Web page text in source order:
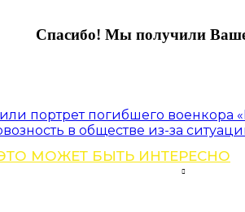
Спасибо! Мы получили
портрет погибшего военкора
в обществе из-за
МОЖЕТ БЫТЬ ИНТЕРЕСНО